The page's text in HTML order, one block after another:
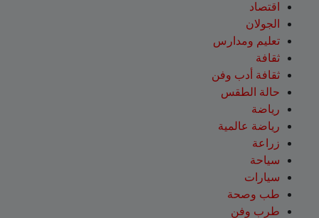
اقتصاد
الجولان
تعليم ومدارس
ثقافة
ثقافة أدب وفن
حالة الطقس
رياضة
رياضة عالمية
زراعة
سياحة
سيارات
طب وصحة
طرب وفن